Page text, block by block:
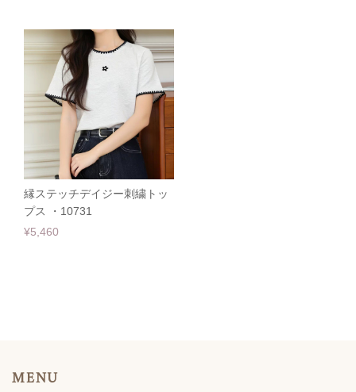
縁ステッチデイジー刺繍トッ
プス ・10731
¥5,460
MENU